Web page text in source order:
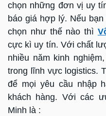
chọn những đơn vị uy
báo giá hợp lý. Nếu
chọn như thế nào thì
cực kì uy tín. Với chất
nhiều năm kinh
trong lĩnh vực logistics.
để mọi yêu cầu nhập
khách hàng. Với các
Minh là :